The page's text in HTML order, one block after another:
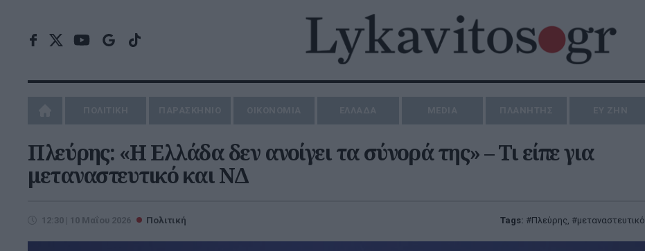
Πλεύρης: «Η Ελλάδα δεν ανοίγει τα σύνορά της» – Τι είπε για
μεταναστευτικό και ΝΔ
12:30 | 10 Μαΐου 2026 Πολιτική Tags: Πλεύρης, μεταναστευτικό